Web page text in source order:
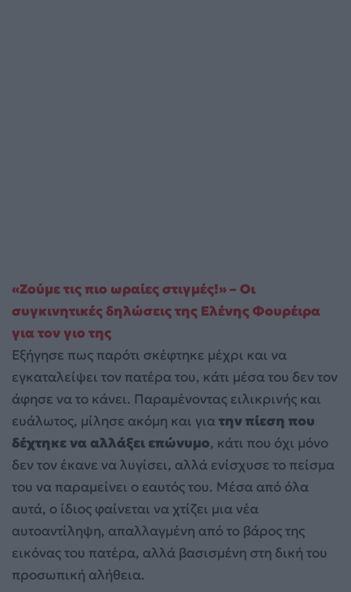
«Ζούμε τις πιο ωραίες στιγμές!» – Οι
συγκινητικές δηλώσεις της Ελένης Φουρέιρα
για τον γιο της
Εξήγησε πως παρότι σκέφτηκε μέχρι και να
εγκαταλείψει τον πατέρα του, κάτι μέσα του δεν τον
άφησε να το κάνει. Παραμένοντας ειλικρινής και
ευάλωτος, μίλησε ακόμη και γιατην πίεση που
δέχτηκε να αλλάξει επώνυμο, κάτι που όχι μόνο
δεν τον έκανε να λυγίσει, αλλά ενίσχυσε το πείσμα
του να παραμείνει ο εαυτός του. Μέσα από όλα
αυτά, ο ίδιος φαίνεται να χτίζει μια νέα
αυτοαντίληψη, απαλλαγμένη από το βάρος της
εικόνας του πατέρα, αλλά βασισμένη στη δική του
προσωπική αλήθεια.